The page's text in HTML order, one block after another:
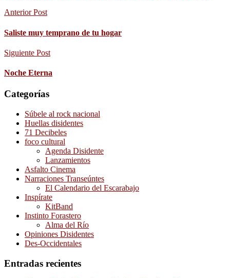
Anterior Post
Saliste muy temprano de tu hogar
Siguiente Post
Noche Eterna
Categorías
Súbele al rock nacional
Huellas disidentes
71 Decibeles
foco cultural
Agenda Disidente
Lanzamientos
Asfalto Cinema
Narraciones Transeúntes
El Calendario del Escarabajo
Inspírate
KitBand
Instinto Forastero
Alma del Río
Opiniones Disidentes
Des-Occidentales
Entradas recientes